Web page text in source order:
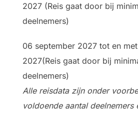
2027 (Reis gaat door bij
deelnemers)
06 september 2027 tot en
2027(Reis gaat door bij
deelnemers)
Alle reisdata zijn onder
voldoende aantal deelnemers